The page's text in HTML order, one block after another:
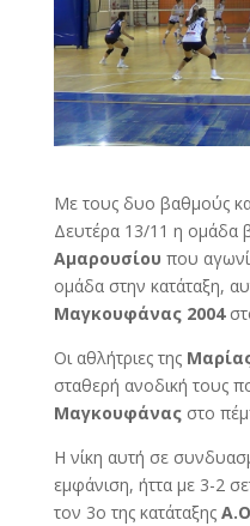
Με τους δυο βαθμούς
Δευτέρα 13/11 η ομάδα
Αμαρουσίου που
ομάδα στην κατάταξη,
Μαγκουφάνας 2004
Οι αθλήτριες της
σταθερή ανοδική τους
Μαγκουφάναςστο
Η νίκη αυτή σε
εμφάνιση, ήττα με 3-2
τον 3ο της κατάταξης